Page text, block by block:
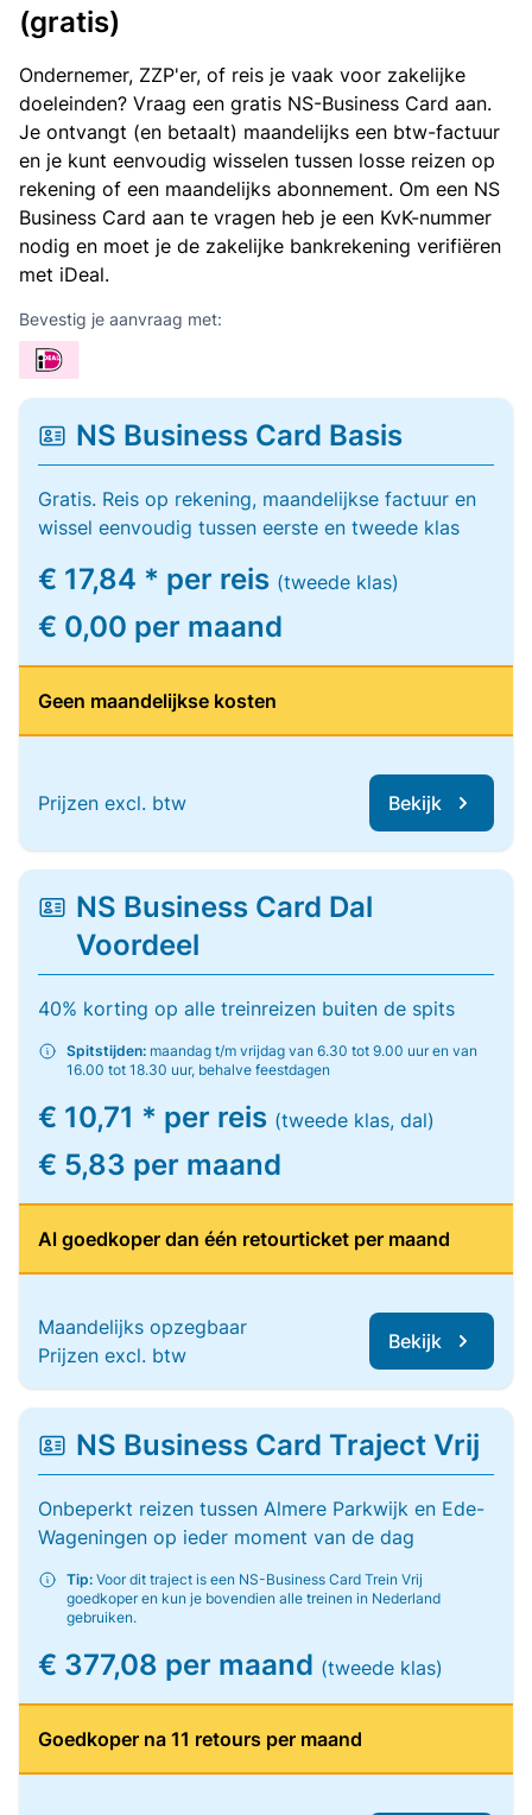
(gratis)
Ondernemer, ZZP'er, of reis je vaak voor zakelijke
doeleinden? Vraag een gratis NS-Business Card aan.
Je ontvangt (en betaalt) maandelijks een btw-factuur
en je kunt eenvoudig wisselen tussen losse reizen op
rekening of een maandelijks abonnement. Om een NS
Business Card aan te vragen heb je een KvK-nummer
nodig en moet je de zakelijke bankrekening verifiëren
met iDeal.
Bevestig je aanvraag met:
NS Business Card Basis
Gratis. Reis op rekening, maandelijkse factuur en
wissel eenvoudig tussen eerste en tweede klas
€ 17,84 * per reis (tweede klas)
€ 0,00 per maand
Geen maandelijkse kosten
Prijzen excl. btw Bekijk
NS Business Card Dal
Voordeel
40% korting op alle treinreizen buiten de spits
Spitstijden: maandag t/m vrijdag van 6.30 tot 9.00 uur en van
16.00 tot 18.30 uur, behalve feestdagen
€ 10,71 * per reis (tweede klas, dal)
€ 5,83 per maand
Al goedkoper dan één retourticket per maand
Maandelijks opzegbaar
Prijzen excl. btw
Bekijk
NS Business Card Traject Vrij
Onbeperkt reizen tussen Almere Parkwijk en Ede-
Wageningen op ieder moment van de dag
Tip: Voor dit traject is een NS-Business Card Trein Vrij
goedkoper en kun je bovendien alle treinen in Nederland
gebruiken.
€ 377,08 per maand (tweede klas)
Goedkoper na 11 retours per maand